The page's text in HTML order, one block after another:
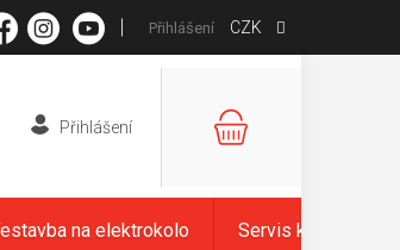
CZK
Přihlášení
NÁKUPNÍ
na elektrokolo Servis kol